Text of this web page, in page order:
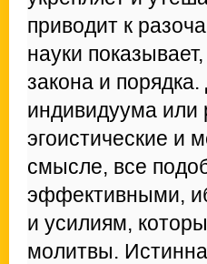
приводит к
науки
закона и
индивидуума
эгоистические и
смысле, все
эффективными,
и усилиям,
молитвы.